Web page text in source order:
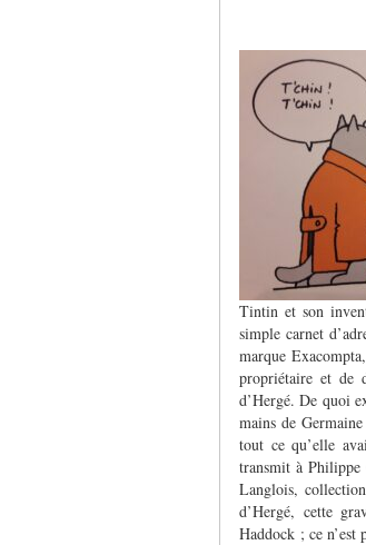
Tintin et son
simple carnet
marque
propriétaire et de
d’Hergé. De quoi
mains de
tout ce qu’elle
transmit à Philippe
Langlois,
d’Hergé, cette
Haddock ; ce n’est